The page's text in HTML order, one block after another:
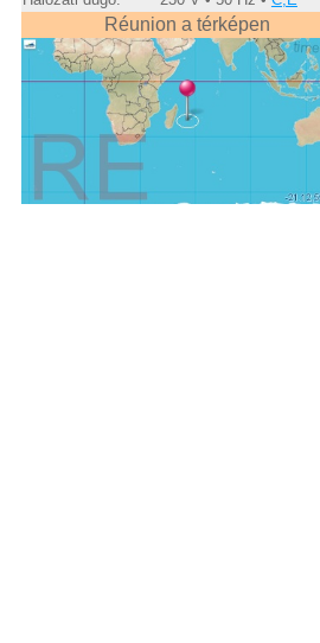
Réunion a térképen